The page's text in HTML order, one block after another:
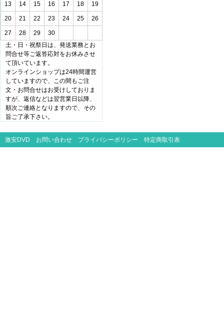
13 14 15 16 17 18 19
20 21 22 23 24 25 26
27 28 29
30
土・日・祝祭日は、発送業務とお
問合せ等ご返答応対をお休みさせ
て頂いています。
オンラインショップは24時間運営
していますので、この間もご注
文・お問合せはお受けしておりま
すが、返信などは翌営業日以降、
順次ご連絡となりますので、その
旨ご了承下さい。
激安DVD お問い合わせ プライバシーポリシー 特定商取引表